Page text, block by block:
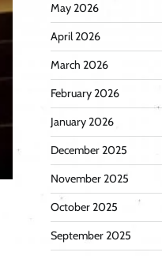
May 2026
April 2026
March 2026
February 2026
January 2026
December 2025
November 2025
October 2025
September 2025